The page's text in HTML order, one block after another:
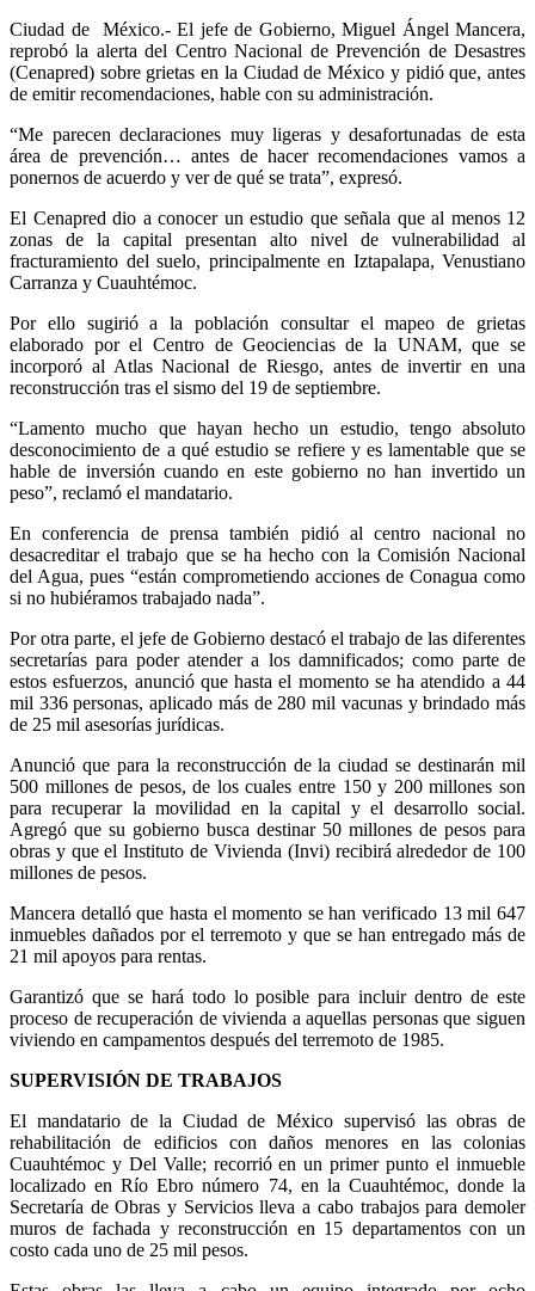
Ciudad de México.- El jefe de Gobierno, Miguel Ángel Mancera,
reprobó la alerta del Centro Nacional de Prevención de Desastres
(Cenapred) sobre grietas en la Ciudad de México y pidió que, antes
de emitir recomendaciones, hable con su administración.
“Me parecen declaraciones muy ligeras y desafortunadas de esta
área de prevención… antes de hacer recomendaciones vamos a
ponernos de acuerdo y ver de qué se trata”, expresó.
El Cenapred dio a conocer un estudio que señala que al menos 12
zonas de la capital presentan alto nivel de vulnerabilidad al
fracturamiento del suelo, principalmente en Iztapalapa, Venustiano
Carranza y Cuauhtémoc.
Por ello sugirió a la población consultar el mapeo de grietas
elaborado por el Centro de Geociencias de la UNAM, que se
incorporó al Atlas Nacional de Riesgo, antes de invertir en una
reconstrucción tras el sismo del 19 de septiembre.
“Lamento mucho que hayan hecho un estudio, tengo absoluto
desconocimiento de a qué estudio se refiere y es lamentable que se
hable de inversión cuando en este gobierno no han invertido un
peso”, reclamó el mandatario.
En conferencia de prensa también pidió al centro nacional no
desacreditar el trabajo que se ha hecho con la Comisión Nacional
del Agua, pues “están comprometiendo acciones de Conagua como
si no hubiéramos trabajado nada”.
Por otra parte, el jefe de Gobierno destacó el trabajo de las diferentes
secretarías para poder atender a los damnificados; como parte de
estos esfuerzos, anunció que hasta el momento se ha atendido a 44
mil 336 personas, aplicado más de 280 mil vacunas y brindado más
de 25 mil asesorías jurídicas.
Anunció que para la reconstrucción de la ciudad se destinarán mil
500 millones de pesos, de los cuales entre 150 y 200 millones son
para recuperar la movilidad en la capital y el desarrollo social.
Agregó que su gobierno busca destinar 50 millones de pesos para
obras y que el Instituto de Vivienda (Invi) recibirá alrededor de 100
millones de pesos.
Mancera detalló que hasta el momento se han verificado 13 mil 647
inmuebles dañados por el terremoto y que se han entregado más de
21 mil apoyos para rentas.
Garantizó que se hará todo lo posible para incluir dentro de este
proceso de recuperación de vivienda a aquellas personas que siguen
viviendo en campamentos después del terremoto de 1985.
SUPERVISIÓN DE TRABAJOS
El mandatario de la Ciudad de México supervisó las obras de
rehabilitación de edificios con daños menores en las colonias
Cuauhtémoc y Del Valle; recorrió en un primer punto el inmueble
localizado en Río Ebro número 74, en la Cuauhtémoc, donde la
Secretaría de Obras y Servicios lleva a cabo trabajos para demoler
muros de fachada y reconstrucción en 15 departamentos con un
costo cada uno de 25 mil pesos.